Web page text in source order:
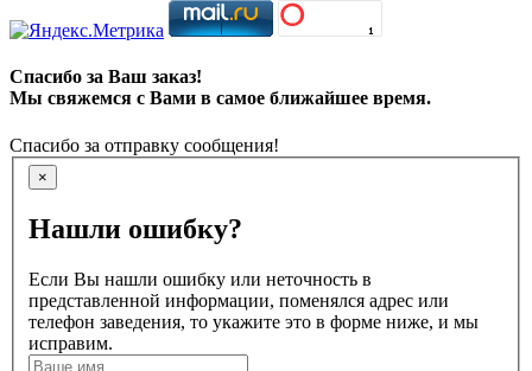
Спасибо за Ваш заказ!
Мы свяжемся с Вами в самое ближайшее время.
Спасибо за отправку сообщения!
×
Нашли ошибку?
Если Вы нашли ошибку или неточность в
представленной информации, поменялся адрес или
телефон заведения, то укажите это в форме ниже, и мы
исправим.